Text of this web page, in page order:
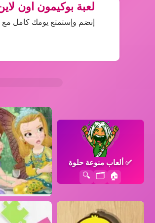
لعبة بوكيمون اون
إنضم وإستمتع يومك كامل مع
✅ألعاب منوعة حلوة
🏠
🗂️
🔍